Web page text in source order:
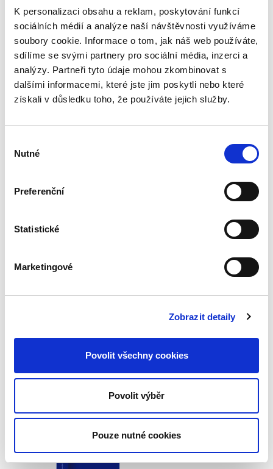
K personalizaci obsahu a reklam, poskytování funkcí
sociálních médií a analýze naší návštěvnosti využíváme
soubory cookie. Informace o tom, jak náš web používáte,
sdílíme se svými partnery pro sociální média, inzerci a
analýzy. Partneři tyto údaje mohou zkombinovat s
dalšími informacemi, které jste jim poskytli nebo které
získali v důsledku toho, že používáte jejich služby.
souhlasu
Nutné
Preferenční
Statistické
Marketingové
Zobrazit detaily
Povolit všechny cookies
Povolit výběr
Pouze nutné cookies
390,00 Kč
Monografie se zabývá základní triádou
správních žalob (žaloba proti rozhodnutí,
žaloba na ochranu proti nečinnosti a žaloba na
ochranu před nezákonným zásahem, pokynem
nebo donucením) s důrazem na...
německých právně-teoretických koncepcí, na
základě kterých jsou stanovena stěžejní...
Pocta Jiřímu